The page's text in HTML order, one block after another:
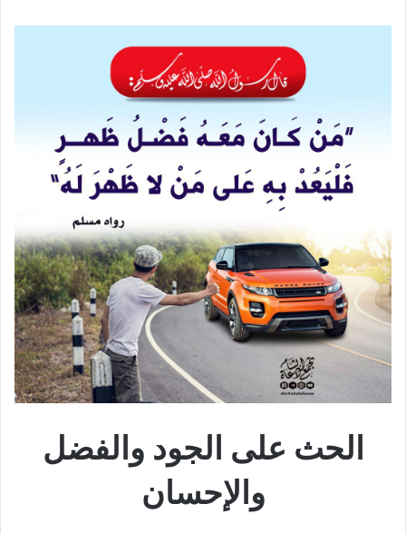
الحث على الجود والفضل
والإحسان